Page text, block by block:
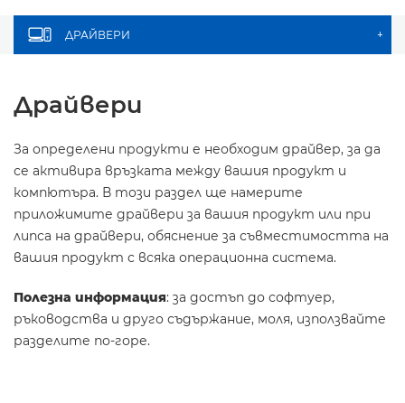
ДРАЙВЕРИ +
Драйвери
За определени продукти е необходим драйвер, за да
се активира връзката между вашия продукт и
компютъра. В този раздел ще намерите
приложимите драйвери за вашия продукт или при
липса на драйвери, обяснение за съвместимостта на
вашия продукт с всяка операционна система.
Полезна информация: за достъп до софтуер,
ръководства и друго съдържание, моля, използвайте
разделите по-горе.